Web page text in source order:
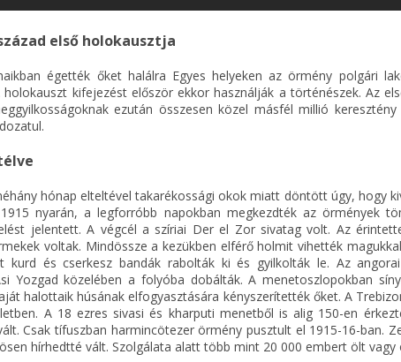
első holokausztja
égették őket halálra Egyes helyeken az örmény polgári
holokauszt kifejezést először ekkor használják a történészek. Az
ezután összesen közel másfél millió
hónap elteltével takarékossági okok miatt döntött úgy, hogy
nyarán, a legforróbb napokban megkezdték az örmények
jelentett. A végcél a szíriai Der el Zor sivatag volt. Az
voltak. Mindössze a kezükben elférő holmit vihették
kurd és cserkesz bandák rabolták ki és gyilkolták le. Az
Yozgad közelében a folyóba dobálták. A menetoszlopokban
halottaik húsának elfogyasztására kényszerítették őket. A
A 18 ezres sivasi és kharputi menetből is alig 150-en
Csak tífuszban harmincötezer örmény pusztult el 1915-16-ban.
hírhedtté vált. Szolgálata alatt több mint 20 000 embert ölt vagy